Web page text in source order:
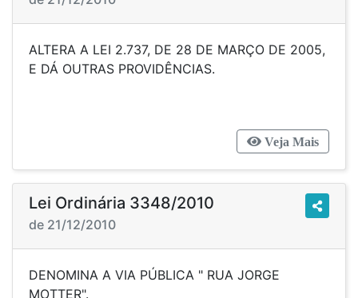
ALTERA A LEI 2.737, DE 28 DE MARÇO DE 2005,
E DÁ OUTRAS PROVIDÊNCIAS.
Veja Mais
Lei Ordinária 3348/2010
de 21/12/2010
DENOMINA A VIA PÚBLICA " RUA JORGE
MOTTER".